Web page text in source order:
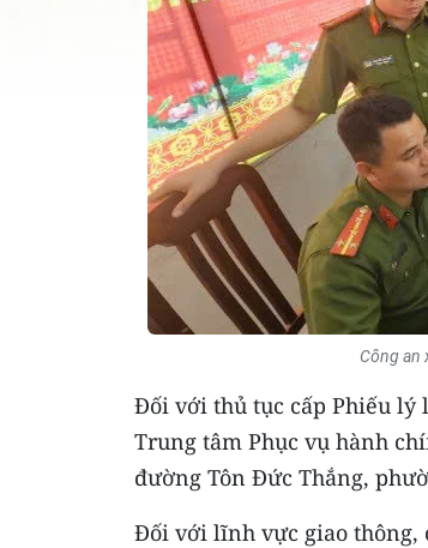
Công an
Đối với thủ tục cấp Phiếu lý
Trung tâm Phục vụ hành
đường Tôn Đức Thắng,
Đối với lĩnh vực giao thông,